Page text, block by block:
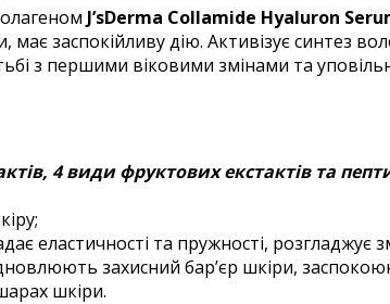
J’sDerma Collamide Hyaluron
має заспокійливу дію. Активізує синтез
з першими віковими змінами та
4 види фруктових екстактів та
еластичності та пружності, розгладжує
захисний бар’єр шкіри,
шкіри.